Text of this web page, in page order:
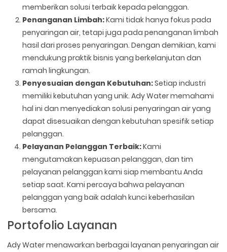
memberikan solusi terbaik kepada pelanggan.
Penanganan Limbah:Kami tidak hanya fokus pada
penyaringan air, tetapi juga pada penanganan limbah
hasil dari proses penyaringan. Dengan demikian, kami
mendukung praktik bisnis yang berkelanjutan dan
ramah lingkungan.
Penyesuaian dengan Kebutuhan:Setiap industri
memiliki kebutuhan yang unik. Ady Water memahami
hal ini dan menyediakan solusi penyaringan air yang
dapat disesuaikan dengan kebutuhan spesifik setiap
pelanggan.
Pelayanan Pelanggan Terbaik:Kami
mengutamakan kepuasan pelanggan, dan tim
pelayanan pelanggan kami siap membantu Anda
setiap saat. Kami percaya bahwa pelayanan
pelanggan yang baik adalah kunci keberhasilan
bersama.
Portofolio Layanan
Ady Water menawarkan berbagai layanan penyaringan air